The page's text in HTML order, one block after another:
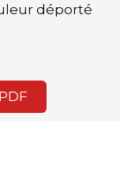
déporté